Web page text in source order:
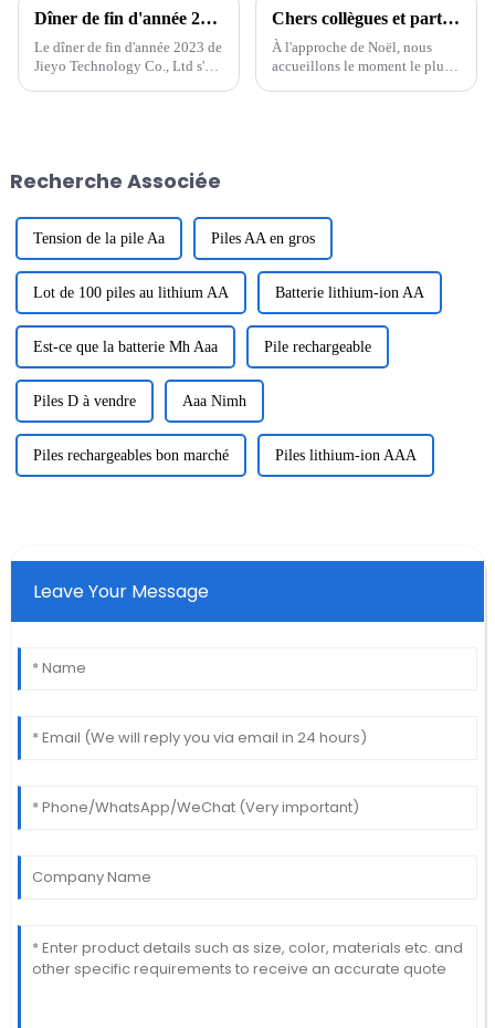
Dîner de fin d'année 2023 de Jieyo Technology Co., Ltd.
Le dîner de fin d'année 2023 de
Jieyo Technology Co., Ltd s'est
Chers collègues et partenaires
À l'approche de Noël, nous
accueillons le moment le plus
Recherche Associée
Tension de la pile Aa Piles AA en gros
Lot de 100 piles au lithium AA Batterie lithium-ion AA
Est-ce que la batterie Mh Aaa Pile rechargeable
Piles D à vendre Aaa Nimh
Piles rechargeables bon marché Piles lithium-ion AAA
Leave Your Message